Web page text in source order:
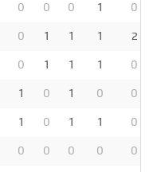
0 0 0 1 0
0 1 1 1 2
0 1 1 1 0
1 0 1 0 0
1 0 1 1 0
0 0 0 0 0